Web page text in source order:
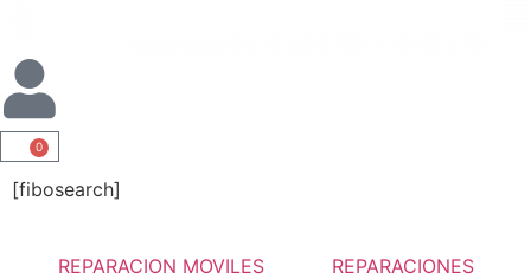
0
[fibosearch]
REPARACION MOVILES REPARACIONES